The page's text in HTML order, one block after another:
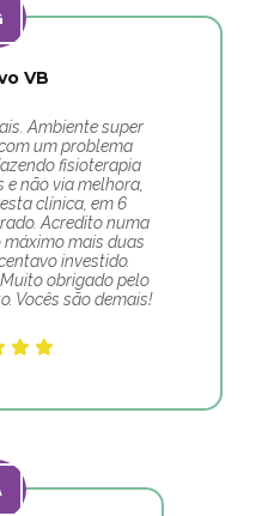
VB
Ambiente super
um problema
fisioterapia
e não via melhora,
clínica, em 6
Acredito numa
mais duas
investido.
obrigado pelo
Vocês são demais!